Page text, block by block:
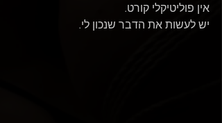
אין פוליטיקלי קורט.
יש לעשות את הדבר שנכון לי.